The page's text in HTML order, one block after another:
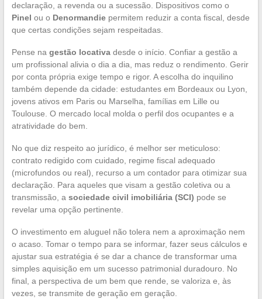
declaração, a revenda ou a sucessão. Dispositivos como o
Pinel ou o Denormandiepermitem reduzir a conta fiscal, desde
que certas condições sejam respeitadas.
Pense na gestão locativadesde o início. Confiar a gestão a
um profissional alivia o dia a dia, mas reduz o rendimento. Gerir
por conta própria exige tempo e rigor. A escolha do inquilino
também depende da cidade: estudantes em Bordeaux ou Lyon,
jovens ativos em Paris ou Marselha, famílias em Lille ou
Toulouse. O mercado local molda o perfil dos ocupantes e a
atratividade do bem.
No que diz respeito ao jurídico, é melhor ser meticuloso:
contrato redigido com cuidado, regime fiscal adequado
(microfundos ou real), recurso a um contador para otimizar sua
declaração. Para aqueles que visam a gestão coletiva ou a
transmissão, a sociedade civil imobiliária (SCI) pode se
revelar uma opção pertinente.
O investimento em aluguel não tolera nem a aproximação nem
o acaso. Tomar o tempo para se informar, fazer seus cálculos e
ajustar sua estratégia é se dar a chance de transformar uma
simples aquisição em um sucesso patrimonial duradouro. No
final, a perspectiva de um bem que rende, se valoriza e, às
vezes, se transmite de geração em geração.